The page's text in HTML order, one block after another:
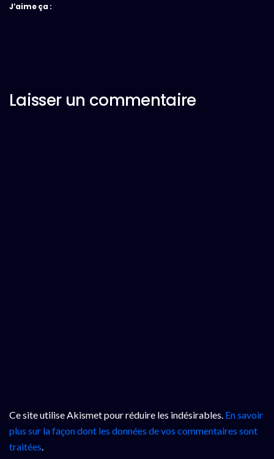
J’aime ça :
Laisser un commentaire
Ce site utilise Akismet pour réduire les indésirables. En savoir
plus sur la façon dont les données de vos commentaires sont
traitées.